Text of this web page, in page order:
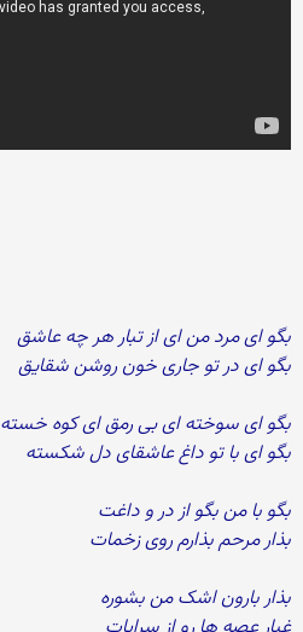
بگو ای مرد من ای از تبار هر چه عاشق
بگو ای در تو جاری خون روشن شقایق
بگو ای سوخته ای بی رمق ای کوه خسته
بگو ای با تو داغ عاشقای دل شکسته
بگو با من بگو از در و داغت
بذار مرحم بذارم روی زخمات
بذار بارون اشک من بشوره